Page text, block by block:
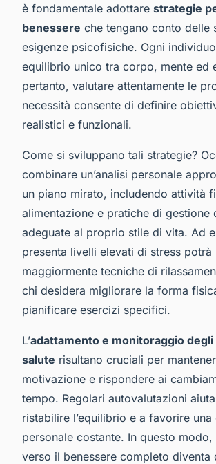
è fondamentale adottare strategie
benessere che tengano conto delle
esigenze psicofisiche. Ogni
equilibrio unico tra corpo, mente ed
pertanto, valutare attentamente le
necessità consente di definire
realistici e funzionali.
Come si sviluppano tali strategie?
combinare un’analisi personale
un piano mirato, includendo attività
alimentazione e pratiche di gestione
adeguate al proprio stile di vita. Ad
presenta livelli elevati di stress potrà
maggiormente tecniche di
chi desidera migliorare la forma
pianificare esercizi specifici.
L’adattamento e monitoraggio
salute risultano cruciali per
motivazione e rispondere ai
tempo. Regolari autovalutazioni
ristabilire l’equilibrio e a favorire una
personale costante. In questo
verso il benessere completo diventa